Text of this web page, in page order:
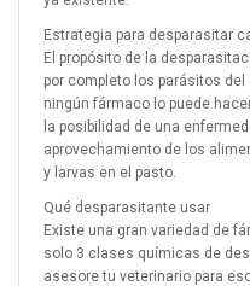
Estrategia para desparasitar
El propósito de la
por completo los parásitos
ningún fármaco lo puede
la posibilidad de una
aprovechamiento de los
y larvas en el pasto.
Qué desparasitante usar
Existe una gran variedad de
solo 3 clases químicas de
asesore tu veterinario para